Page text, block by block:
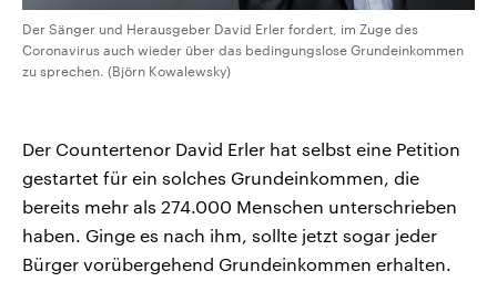
Der Sänger und Herausgeber David Erler fordert, im Zuge des
Coronavirus auch wieder über das bedingungslose Grundeinkommen
zu sprechen. (Björn Kowalewsky)
Der Countertenor David Erler hat selbst eine Petition
gestartet für ein solches Grundeinkommen, die
bereits mehr als 274.000 Menschen unterschrieben
haben. Ginge es nach ihm, sollte jetzt sogar jeder
Bürger vorübergehend Grundeinkommen erhalten.